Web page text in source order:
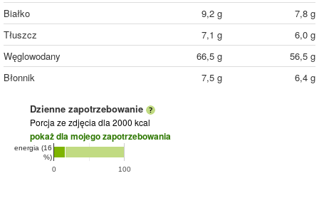
Białko
9,2 g
7,8 g
Tłuszcz
7,1 g
6,0 g
Węglowodany
66,5 g
56,5 g
Błonnik
7,5 g 6,4 g
Dzienne zapotrzebowanie
Porcja ze zdjęcia dla 2000 kcal
pokaż dla mojego zapotrzebowania
0 100
energia (16
%)